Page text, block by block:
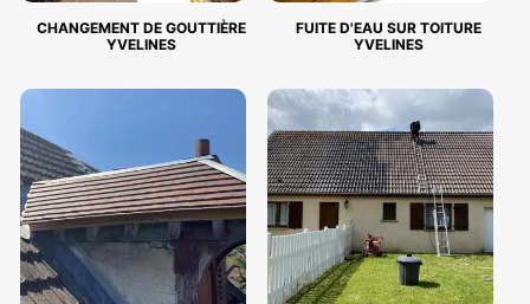
CHANGEMENT DE GOUTTIÈRE
YVELINES
FUITE D'EAU SUR TOITURE
YVELINES